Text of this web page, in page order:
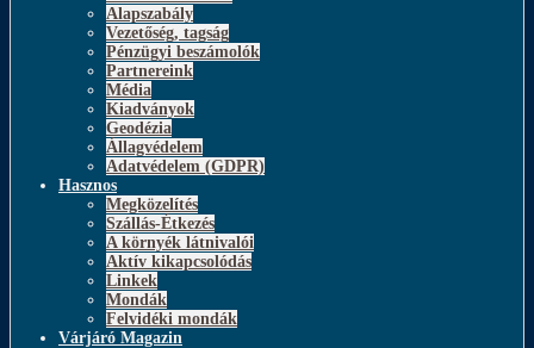
Alapszabály
Vezetőség, tagság
Pénzügyi beszámolók
Partnereink
Média
Kiadványok
Geodézia
Állagvédelem
Adatvédelem (GDPR)
Hasznos
Megközelítés
Szállás-Étkezés
A környék látnivalói
Aktív kikapcsolódás
Linkek
Mondák
Felvidéki mondák
Várjáró Magazin